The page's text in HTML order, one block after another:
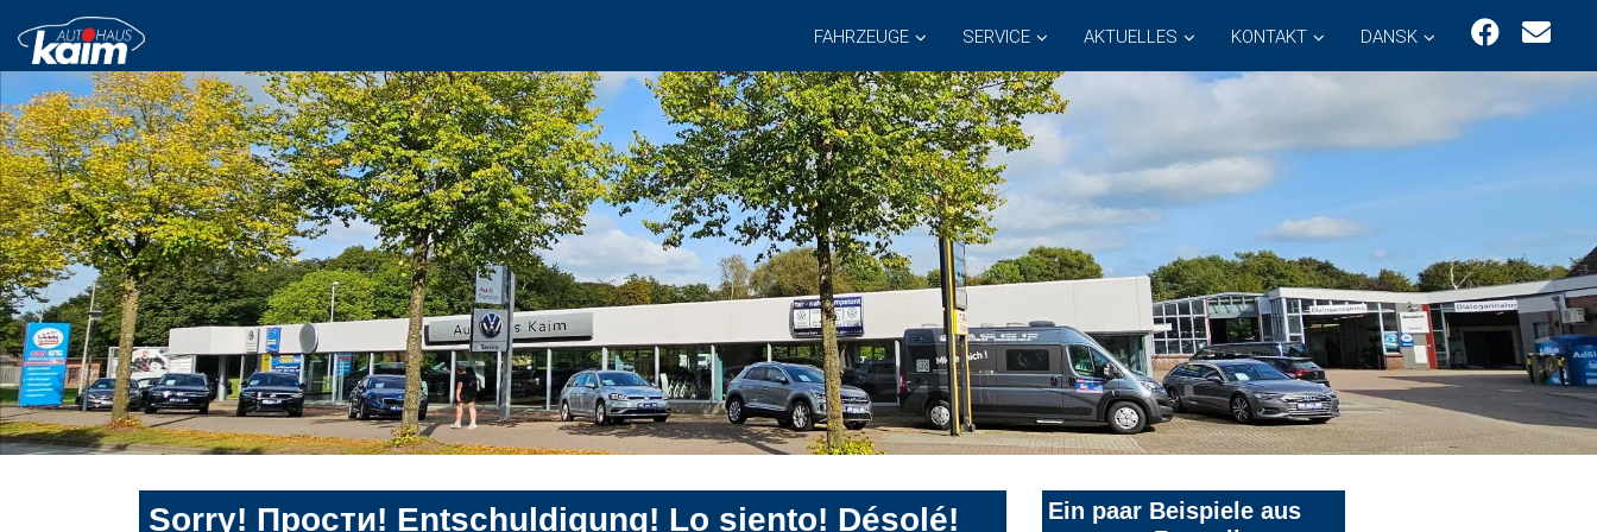
FAHRZEUGE SERVICE AKTUELLES KONTAKT DANSK
Sorry! Прости! Entschuldigung! Lo siento! Désolé!
Ein paar Beispiele aus